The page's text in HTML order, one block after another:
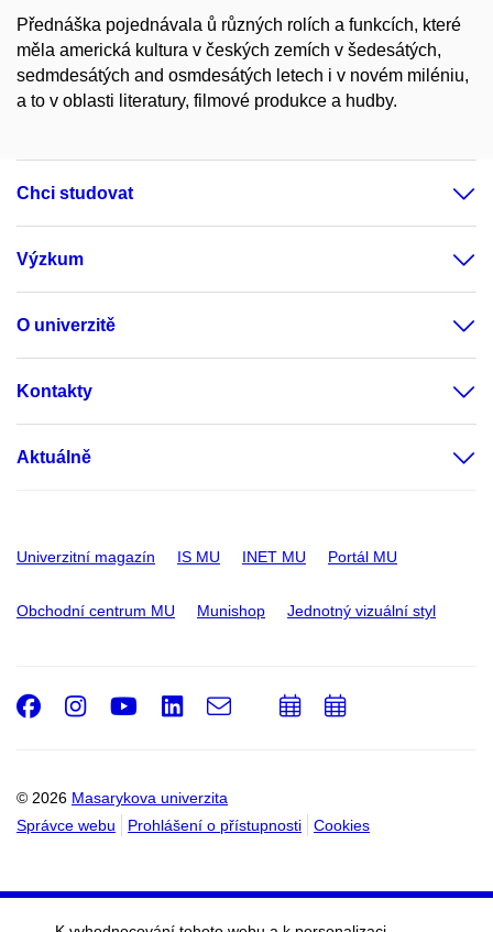
Přednáška pojednávala ů různých rolích a funkcích, které
měla americká kultura v českých zemích v šedesátých,
sedmdesátých and osmdesátých letech i v novém miléniu,
a to v oblasti literatury, filmové produkce a hudby.
Chci studovat
Výzkum
O univerzitě
Kontakty
Aktuálně
Univerzitní magazín IS MU INET MU Portál MU
Obchodní centrum MU Munishop Jednotný vizuální styl
© 2026 Masarykova univerzita
Správce webu
Prohlášení o přístupnosti Cookies
Facebook
Instagram
Youtube
LinkedIn
e-
PřidatPřidat